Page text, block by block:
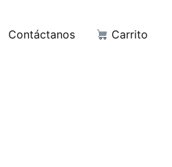
Contáctanos Carrito